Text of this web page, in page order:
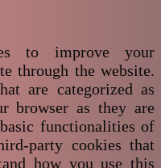
to improve your
through the website.
are categorized as
browser as they are
functionalities of
party cookies that
how you use this